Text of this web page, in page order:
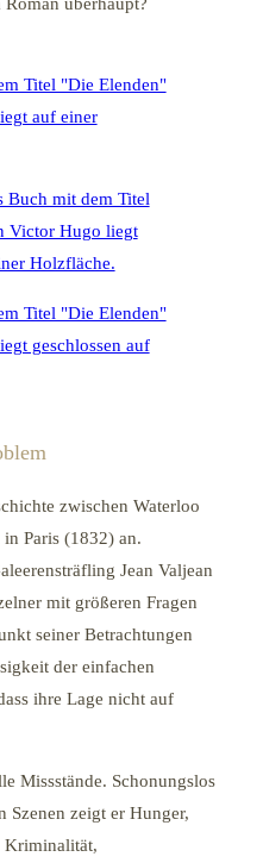
zwischen Waterloo
Paris (1832) an.
Jean Valjean
mit größeren Fragen
seiner Betrachtungen
der einfachen
ihre Lage nicht auf
Missstände. Schonungslos
Szenen zeigt er Hunger,
Kriminalität,